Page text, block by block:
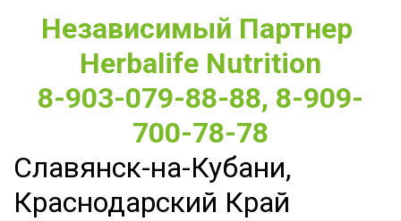
Независимый Партнер
Herbalife Nutrition
8-903-079-88-88, 8-909-
700-78-78
Славянск-на-Кубани,
Краснодарский Край